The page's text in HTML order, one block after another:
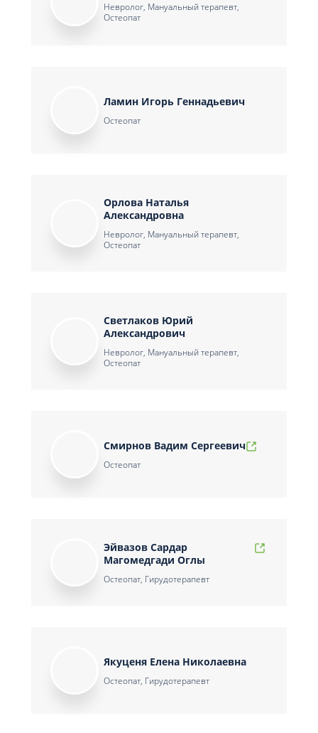
Невролог, Мануальный терапевт,
Остеопат
Ламин Игорь Геннадьевич
Остеопат
Орлова Наталья
Александровна
Невролог, Мануальный терапевт,
Остеопат
Светлаков Юрий
Александрович
Невролог, Мануальный терапевт,
Остеопат
Смирнов Вадим Сергеевич
Остеопат
Эйвазов Сардар
Магомедгади Оглы
Остеопат, Гирудотерапевт
Якуценя Елена Николаевна
Остеопат, Гирудотерапевт